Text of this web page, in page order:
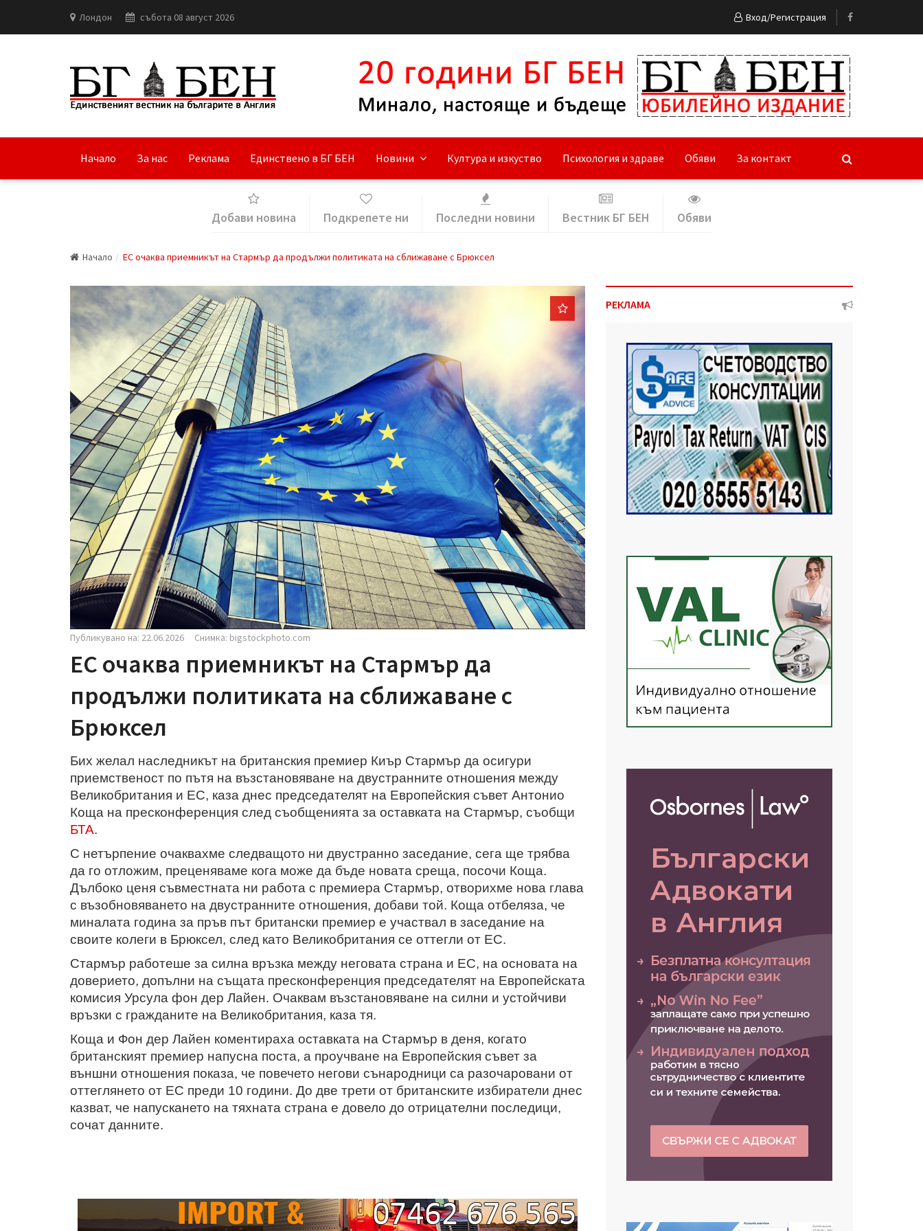
Лондон събота 08 август 2026 Вход/Регистрация
Начало За нас Реклама Единствено в БГ БЕН Новини Култура и изкуство Психология и здраве Обяви За контакт
Добави новина Подкрепете ни Последни новини Вестник БГ БЕН Обяви
Начало ЕС очаква приемникът на Стармър да продължи политиката на сближаване с Брюксел
Публикувано на: 22.06.2026 Снимка: bigstockphoto.com
ЕС очаква приемникът на Стармър да
продължи политиката на сближаване с
Брюксел
Бих желал наследникът на британския премиер Киър Стармър да осигури
приемственост по пътя на възстановяване на двустранните отношения между
Великобритания и ЕС, каза днес председателят на Европейския съвет Антонио
Коща на пресконференция след съобщенията за оставката на Стармър, съобщи
БТА.
С нетърпение очаквахме следващото ни двустранно заседание, сега ще трябва
да го отложим, преценяваме кога може да бъде новата среща, посочи Коща.
Дълбоко ценя съвместната ни работа с премиера Стармър, отворихме нова глава
с възобновяването на двустранните отношения, добави той. Коща отбеляза, че
миналата година за пръв път британски премиер е участвал в заседание на
своите колеги в Брюксел, след като Великобритания се оттегли от ЕС.
Стармър работеше за силна връзка между неговата страна и ЕС, на основата на
доверието, допълни на същата пресконференция председателят на Европейската
комисия Урсула фон дер Лайен. Очаквам възстановяване на силни и устойчиви
връзки с гражданите на Великобритания, каза тя.
Коща и Фон дер Лайен коментираха оставката на Стармър в деня, когато
британският премиер напусна поста, а проучване на Европейския съвет за
външни отношения показа, че повечето негови сънародници са разочаровани от
оттеглянето от ЕС преди 10 години. До две трети от британските избиратели днес
казват, че напускането на тяхната страна е довело до отрицателни последици,
сочат данните.
РЕКЛАМА